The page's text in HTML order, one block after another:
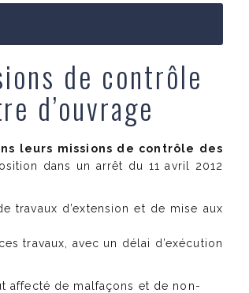
de contrôle
d’ouvrage
leurs missions de contrôle des
dans un arrêt du 11 avril 2012
travaux d’extension et de mise aux
travaux, avec un délai d’exécution
affecté de malfaçons et de non-